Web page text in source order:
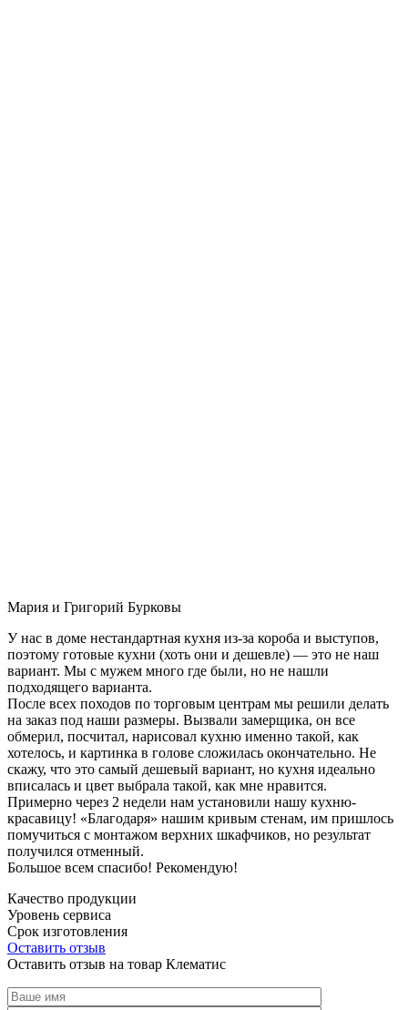
Мария и Григорий Бурковы
У нас в доме нестандартная кухня из-за короба и выступов,
поэтому готовые кухни (хоть они и дешевле) — это не наш
вариант. Мы с мужем много где были, но не нашли
подходящего варианта.
После всех походов по торговым центрам мы решили делать
на заказ под наши размеры. Вызвали замерщика, он все
обмерил, посчитал, нарисовал кухню именно такой, как
хотелось, и картинка в голове сложилась окончательно. Не
скажу, что это самый дешевый вариант, но кухня идеально
вписалась и цвет выбрала такой, как мне нравится.
Примерно через 2 недели нам установили нашу кухню-
красавицу! «Благодаря» нашим кривым стенам, им пришлось
помучиться с монтажом верхних шкафчиков, но результат
получился отменный.
Большое всем спасибо! Рекомендую!
Качество продукции
Уровень сервиса
Срок изготовления
Оставить отзыв
Оставить отзыв на товар Клематис